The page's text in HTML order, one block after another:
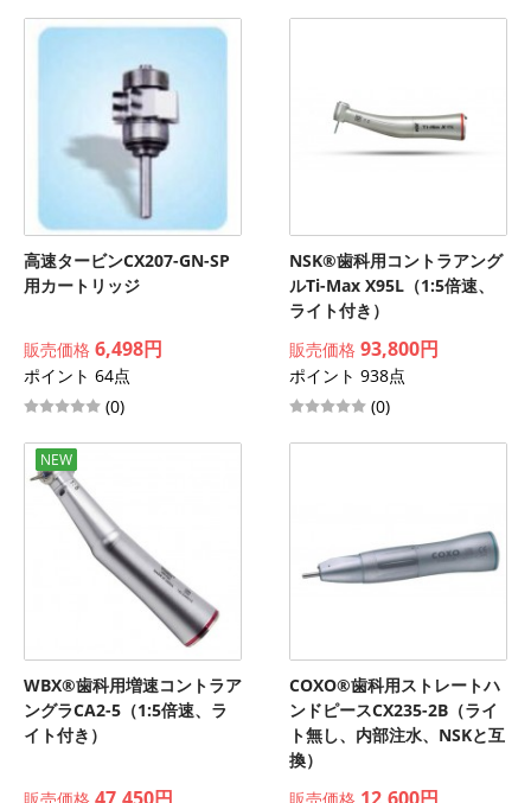
高速タービンCX207-GN-SP
用カートリッジ
販売価格 6,498円
ポイント 64点
(0)
NSK®歯科用コントラアング
ルTi-Max X95L（1:5倍速、
ライト付き）
販売価格 93,800円
ポイント 938点
(0)
NEW
WBX®歯科用増速コントラア
ングラCA2-5（1:5倍速、ラ
イト付き）
COXO®歯科用ストレートハ
ンドピースCX235-2B（ライ
ト無し、内部注水、NSKと互
換）